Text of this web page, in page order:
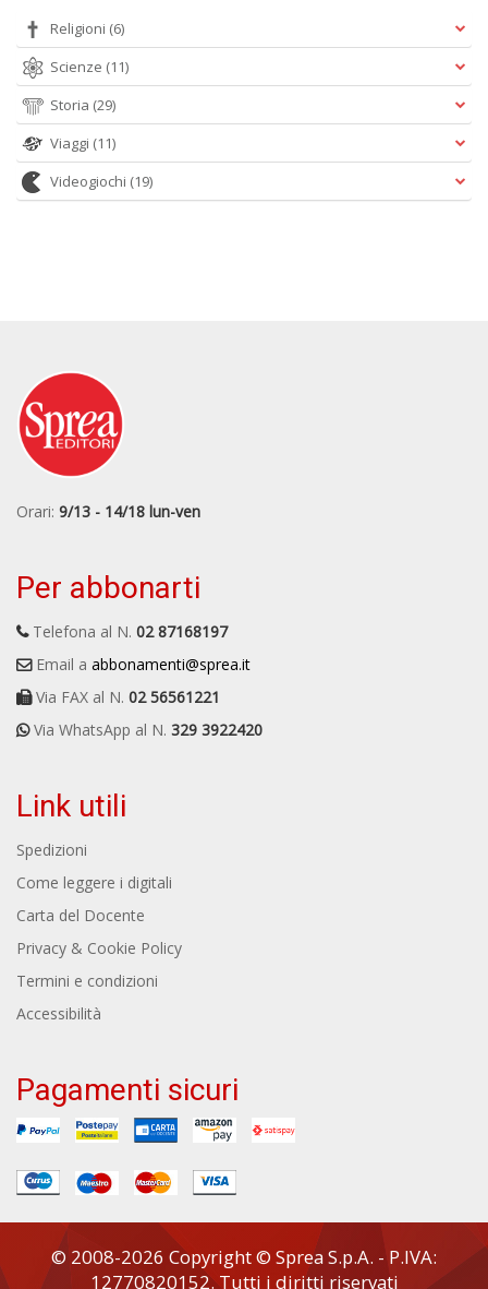
Religioni (6)
Scienze (11)
Storia (29)
Viaggi (11)
Videogiochi (19)
Orari: 9/13 - 14/18 lun-ven
Per abbonarti
Telefona al N. 02 87168197
Email a abbonamenti@sprea.it
Via FAX al N. 02 56561221
Via WhatsApp al N. 329 3922420
Link utili
Spedizioni
Come leggere i digitali
Carta del Docente
Privacy & Cookie Policy
Termini e condizioni
Accessibilità
Pagamenti sicuri
© 2008-2026 Copyright © Sprea S.p.A. - P.IVA:
12770820152. Tutti i diritti riservati